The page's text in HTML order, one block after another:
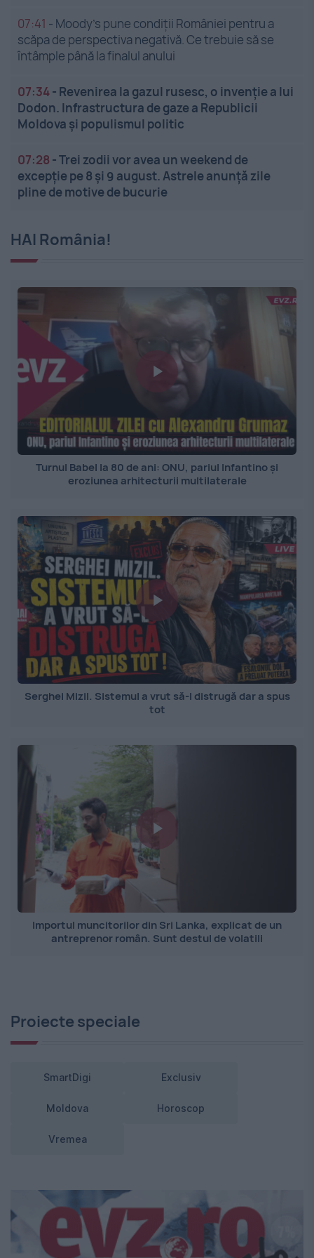
07:41 - Moody’s pune condiții României pentru a
scăpa de perspectiva negativă. Ce trebuie să se
întâmple până la finalul anului
07:34- Revenirea la gazul rusesc, o invenție a lui
Dodon. Infrastructura de gaze a Republicii
Moldova și populismul politic
07:28 -Trei zodii vor avea un weekend de
excepție pe 8 și 9 august. Astrele anunță zile
pline de motive de bucurie
HAI România!
Turnul Babel la 80 de ani: ONU, pariul Infantino și
eroziunea arhitecturii multilaterale
Serghei Mizil. Sistemul a vrut să-l distrugă dar a spus
tot
Importul muncitorilor din Sri Lanka, explicat de un
antreprenor român. Sunt destul de volatili
Proiecte speciale
SmartDigi Exclusiv
Moldova Horoscop
Vremea